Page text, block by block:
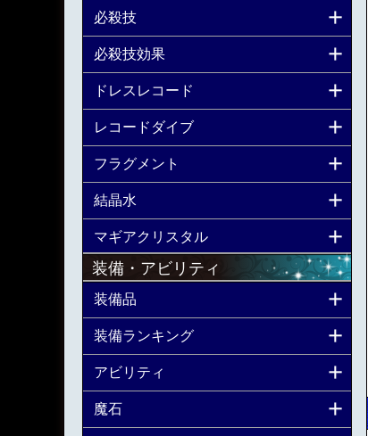
必殺技
必殺技効果
ドレスレコード
レコードダイブ
フラグメント
結晶水
マギアクリスタル
装備・アビリティ
装備品
装備ランキング
アビリティ
魔石